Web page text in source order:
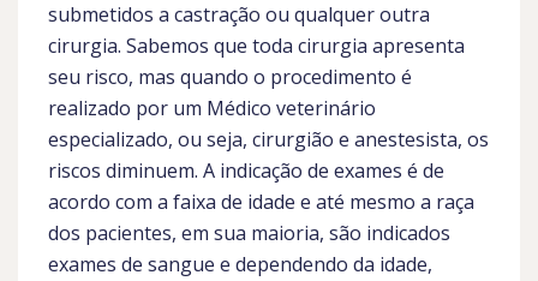
submetidos a castração ou qualquer outra
cirurgia. Sabemos que toda cirurgia apresenta
seu risco, mas quando o procedimento é
realizado por um Médico veterinário
especializado, ou seja, cirurgião e anestesista, os
riscos diminuem. A indicação de exames é de
acordo com a faixa de idade e até mesmo a raça
dos pacientes, em sua maioria, são indicados
exames de sangue e dependendo da idade,